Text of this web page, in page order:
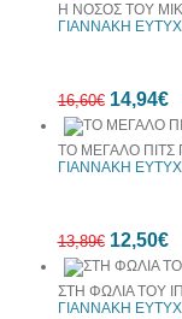
Η ΝΟΣΟΣ ΤΟΥ
ΓΙΑΝΝΑΚΗ
16,60€ 14,94€
ΤΟ ΜΕΓΑΛΟ ΠΙΤΣ
ΓΙΑΝΝΑΚΗ
13,89€ 12,50€
ΣΤΗ ΦΩΛΙΑ ΤΟΥ
ΓΙΑΝΝΑΚΗ